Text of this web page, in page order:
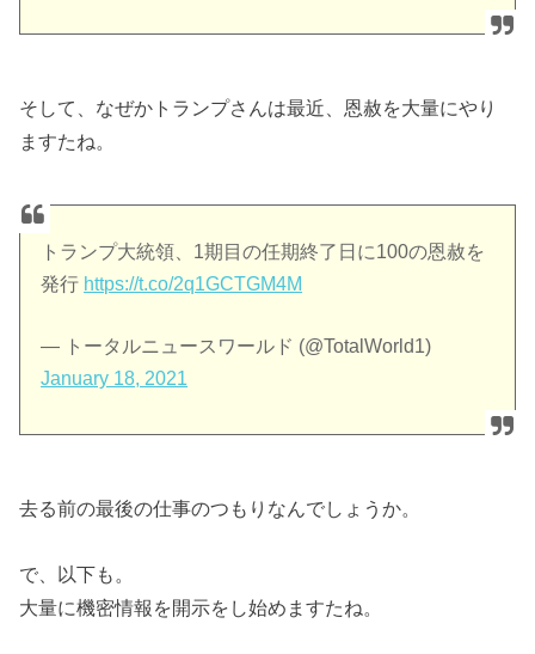
そして、なぜかトランプさんは最近、恩赦を大量にやり
ますたね。
トランプ大統領、1期目の任期終了日に100の恩赦を
発行 https://t.co/2q1GCTGM4M
— トータルニュースワールド (@TotalWorld1)
January 18, 2021
去る前の最後の仕事のつもりなんでしょうか。
で、以下も。
大量に機密情報を開示をし始めますたね。